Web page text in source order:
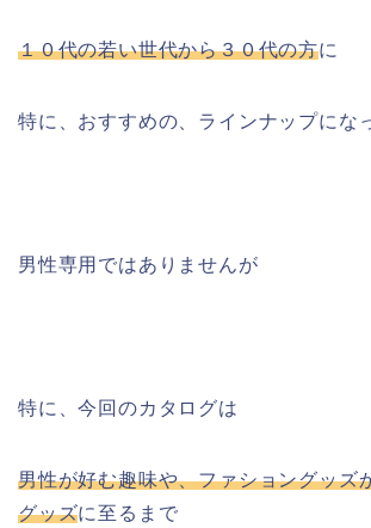
１０代の若い世代から３０代の方に
特に、おすすめの、ラインナップにな
男性専用ではありませんが
特に、今回のカタログは
男性が好む趣味や、ファショングッズ
グッズに至るまで